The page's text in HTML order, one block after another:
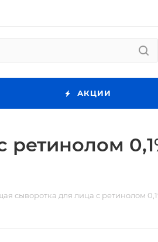
АКЦИИ
сыворотка для лица с ретинолом